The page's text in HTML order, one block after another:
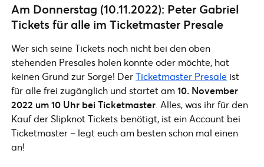
Am Donnerstag (10.11.2022): Peter Gabriel
Tickets für alle im Ticketmaster Presale
Wer sich seine Tickets noch nicht bei den oben
stehenden Presales holen konnte oder möchte, hat
keinen Grund zur Sorge! DerTicketmaster Presale ist
für alle frei zugänglich und startet am10. November
2022 um 10 Uhr bei Ticketmaster . Alles, was ihr für den
Kauf der Slipknot Tickets benötigt, ist ein Account bei
Ticketmaster – legt euch am besten schon mal einen
an!